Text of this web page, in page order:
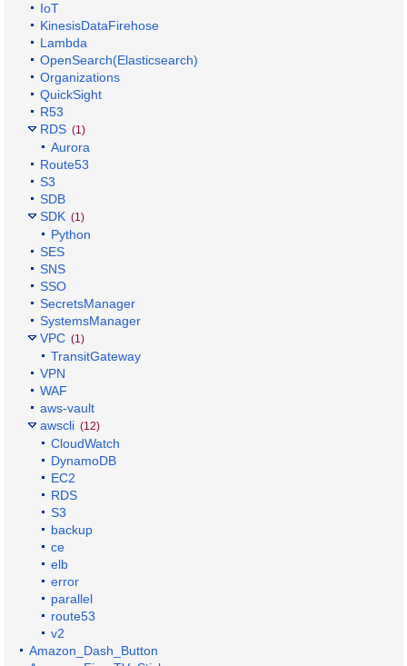
IoT
KinesisDataFirehose
Lambda
OpenSearch(Elasticsearch)
Organizations
QuickSight
R53
RDS (1)
Aurora
Route53
S3
SDB
SDK (1)
Python
SES
SNS
SSO
SecretsManager
SystemsManager
VPC (1)
TransitGateway
VPN
WAF
aws-vault
awscli (12)
CloudWatch
DynamoDB
EC2
RDS
S3
backup
ce
elb
error
parallel
route53
v2
Amazon_Dash_Button